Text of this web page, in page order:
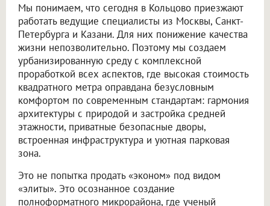
Мы понимаем, что сегодня в Кольцово приезжают
работать ведущие специалисты из Москвы, Санкт-
Петербурга и Казани. Для них понижение качества
жизни непозволительно. Поэтому мы создаем
урбанизированную среду с комплексной
проработкой всех аспектов, где высокая стоимость
квадратного метра оправдана безусловным
комфортом по современным стандартам: гармония
архитектуры с природой и застройка средней
этажности, приватные безопасные дворы,
встроенная инфраструктура и уютная парковая
зона.
Это не попытка продать «эконом» под видом
«элиты». Это осознанное создание
полноформатного микрорайона, где ученый